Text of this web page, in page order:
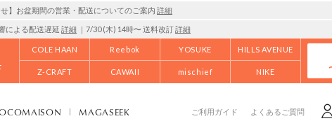
せ】お盆期間の営業・配送についてのご案内 詳細
による配送遅延 詳細 ｜7/30 (木) 14時〜 送料改訂詳細
COLE HAAN Reebok YOSUKE HILLS AVENUE
Z-CRAFT CAWAII mischief NIKE
MAGASEEK ご利用ガイド よくあるご質問